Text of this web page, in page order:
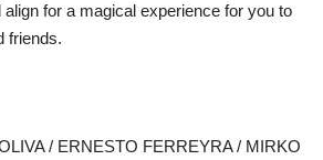
for a magical experience for you to
friends.
/ ERNESTO FERREYRA / MIRKO